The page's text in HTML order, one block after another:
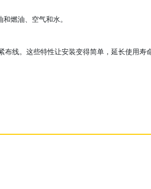
燃油、空气和水。
布线。这些特性让安装变得简单，延长使用寿